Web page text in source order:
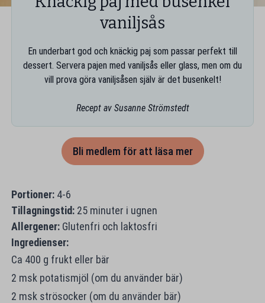
vaniljsås
En underbart god och knäckig paj som passar perfekt till
dessert. Servera pajen med vaniljsås eller glass, men om du
vill prova göra vaniljsåsen själv är det busenkelt!
Recept av Susanne Strömstedt
Bli medlem för att läsa mer
Portioner:4-6
Tillagningstid:25 minuter i ugnen
Allergener:Glutenfri och laktosfri
Ingredienser:
Ca 400 g frukt eller bär
2 msk potatismjöl (om du använder bär)
2 msk strösocker (om du använder bär)